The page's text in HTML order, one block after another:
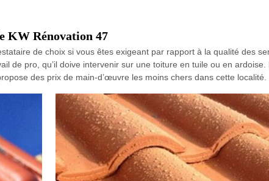
KW Rénovation 47
de choix si vous êtes exigeant par rapport à la qualité des
de pro, qu’il doive intervenir sur une toiture en tuile ou en
des prix de main-d’œuvre les moins chers dans cette localité.